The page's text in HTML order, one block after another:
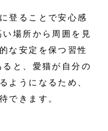
登ることで安心感
場所から周囲を見
な安定を保つ習性
と、愛猫が自分の
ようになるため、
できます。